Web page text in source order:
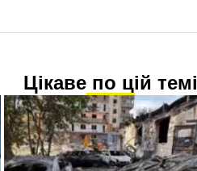
Цікаве по цій темі